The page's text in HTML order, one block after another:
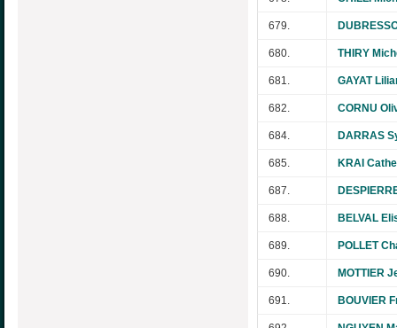
679.
680. THIRY
681. GAYAT
682. CORNU
684. DARRAS
685. KRAI
687.
688. BELVAL
689. POLLET
690. MOTTIER
691. BOUVIER